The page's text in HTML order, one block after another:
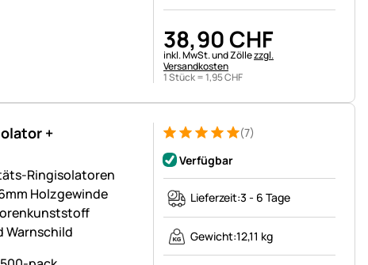
38,90CHF
Steuerhinweis:
inkl. MwSt. und Zöllezzgl.
Versandkosten
1 Stück =1,95CHF
+
Ringisolatoren
Holzgewinde
Warnschild
Bewertung: 5 von 5 (7 Bewertungen)
7 Bewertungen (7)
Verfügbar
Lieferzeit:3 - 6 Tage
Gewicht:12,11 kg